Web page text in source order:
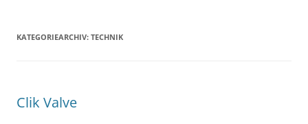
KATEGORIEARCHIV: TECHNIK
Clik Valve